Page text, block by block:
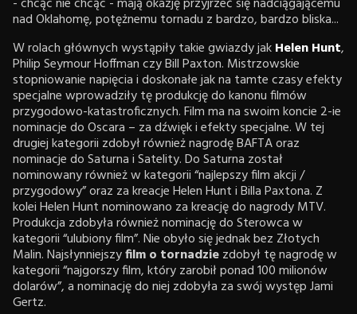
nad Oklahomę, potężnemu tornadu z bardzo, bardzo bliska...
W rolach głównych wystąpiły takie gwiazdy jakHelen Hunt,
Philip Seymour Hoffman czy Bill Paxton. Mistrzowskie
stopniowanie napięcia i doskonałe jak na tamte czasy efekty
specjalne wprowadziły tę produkcję do kanonu filmów
przygodowo-katastroficznych. Film ma na swoim koncie 2-ie
nominacje do Oscara – za dźwięk i efekty specjalne. W tej
drugiej kategorii zdobył również nagrodę BAFTA oraz
nominacje do Saturna i Satelity. Do Saturna został
nominowany również w kategorii “najlepszy film akcji /
przygodowy” oraz za kreacje Helen Hunt i Billa Paxtona. Z
kolei Helen Hunt nominowano za kreację do nagrody MTV.
Produkcja zdobyła również nominację do Sterowca w
kategorii “ulubiony film”. Nie obyło się jednak bez Złotych
Malin. Najsłynniejszyfilm o tornadziezdobył tę nagrodę w
kategorii “najgorszy film, który zarobił ponad 100 milionów
dolarów”, a nominację do niej zdobyła za swój występ Jami
Gertz.